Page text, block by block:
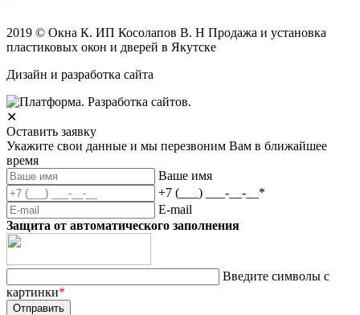
2019 © Окна К. ИП Косолапов В. Н Продажа и установка
пластиковых окон и дверей в Якутске
Дизайн и разработка сайта
✕
Оставить заявку
Укажите свои данные и мы перезвоним Вам в ближайшее
время
Ваше имя
+7 (___) ___-__-__ *
E-mail
Защита от автоматического заполнения
Введите символы с
картинки*